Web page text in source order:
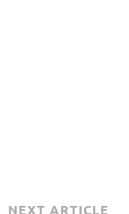
NEXT ARTICLE